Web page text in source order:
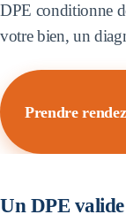
DPE conditionne
votre bien, un
Prendre
Un DPE